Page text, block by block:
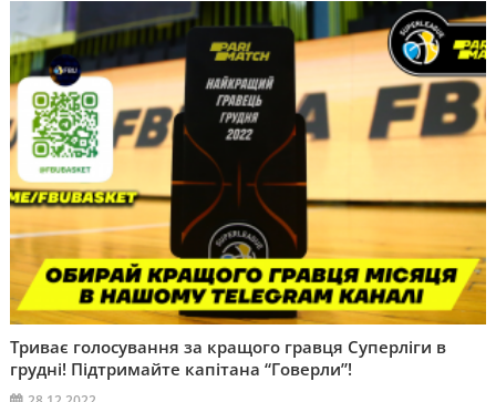
Триває голосування за кращого гравця Суперліги в
грудні! Підтримайте капітана “Говерли”!